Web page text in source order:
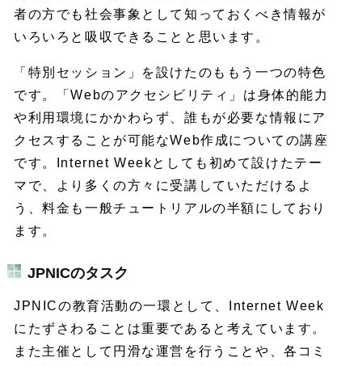
者の方でも社会事象として知っておくべき情報が
いろいろと吸収できることと思います。
「特別セッション」を設けたのももう一つの特色
です。「Webのアクセシビリティ」は身体的能力
や利用環境にかかわらず、誰もが必要な情報にア
クセスすることが可能なWeb作成についての講座
です。Internet Weekとしても初めて設けたテー
マで、より多くの方々に受講していただけるよ
う、料金も一般チュートリアルの半額にしており
ます。
JPNICのタスク
JPNICの教育活動の一環として、Internet Week
にたずさわることは重要であると考えています。
また主催として円滑な運営を行うことや、各コミ